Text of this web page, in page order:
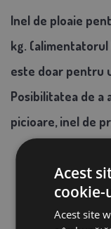
Inel de ploaie
kg.
este doar pentru
Posibilitatea de a
picioare, inel de
Acest
cookie-
Acest site